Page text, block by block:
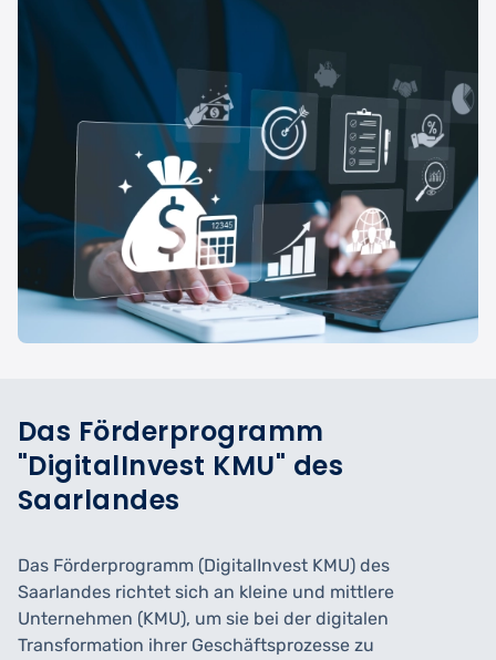
Das Förderprogramm
"DigitalInvest KMU" des
Saarlandes
Das Förderprogramm (DigitalInvest KMU) des
Saarlandes richtet sich an kleine und mittlere
Unternehmen (KMU), um sie bei der digitalen
Transformation ihrer Geschäftsprozesse zu